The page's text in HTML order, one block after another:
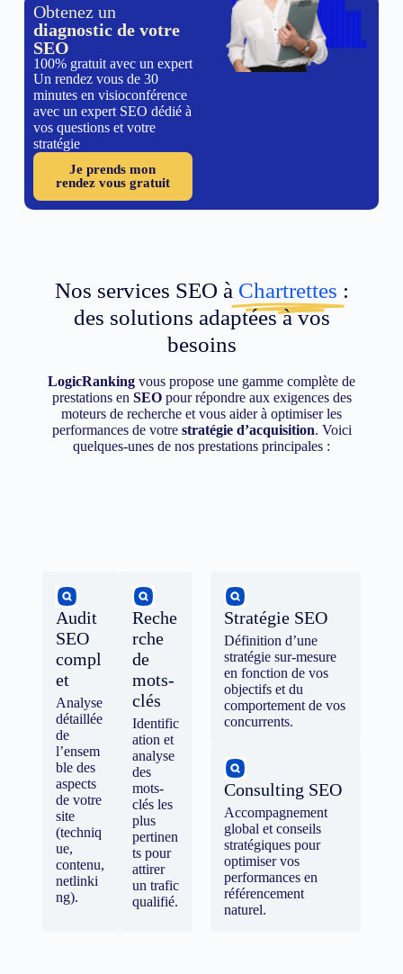
Obtenez un
diagnostic de votre
SEO
100% gratuit avec un expert
Un rendez vous de 30
minutes en visioconférence
avec un expert SEO dédié à
vos questions et votre
stratégie
Je prends mon
rendez vous gratuit
Nos services SEO à Chartrettes :
des solutions adaptées à vos
besoins
LogicRanking vous propose une gamme complète de
prestations en SEOpour répondre aux exigences des
moteurs de recherche et vous aider à optimiser les
performances de votre stratégie d’acquisition. Voici
quelques-unes de nos prestations principales :
Audit
SEO
compl
et
Analyse
détaillée
de
l’ensem
ble des
aspects
de votre
site
(techniq
ue,
contenu,
netlinki
ng).
Reche
rche
de
mots-
clés
Identific
ation et
analyse
des
mots-
clés les
plus
pertinen
ts pour
attirer
un trafic
qualifié.
Stratégie SEO
Définition d’une
stratégie sur-mesure
en fonction de vos
objectifs et du
comportement de vos
concurrents.
Consulting SEO
Accompagnement
global et conseils
stratégiques pour
optimiser vos
performances en
référencement
naturel.